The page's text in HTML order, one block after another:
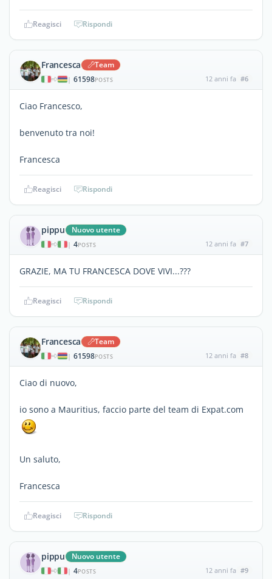
Reagisci Rispondi
Francesca Team
| 61598POSTS 12 anni fa #6
Ciao Francesco,
benvenuto tra noi!
Francesca
Reagisci Rispondi
pippu Nuovo utente
| 4POSTS 12 anni fa #7
GRAZIE, MA TU FRANCESCA DOVE VIVI...???
Reagisci Rispondi
Francesca Team
| 61598POSTS 12 anni fa #8
Ciao di nuovo,
io sono a Mauritius, faccio parte del team di Expat.com
Un saluto,
Francesca
Reagisci Rispondi
pippu Nuovo utente
| 4POSTS 12 anni fa #9